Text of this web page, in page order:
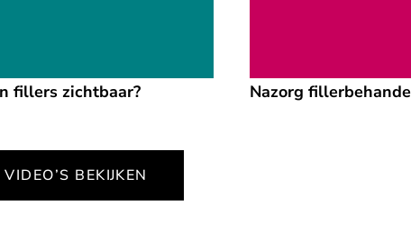
fillers zichtbaar? Nazorg
BEKIJKEN